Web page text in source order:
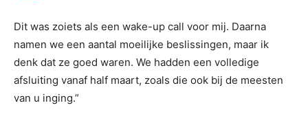
Dit was zoiets als een wake-up call voor mij. Daarna
namen we een aantal moeilijke beslissingen, maar ik
denk dat ze goed waren. We hadden een volledige
afsluiting vanaf half maart, zoals die ook bij de meesten
van u inging.”